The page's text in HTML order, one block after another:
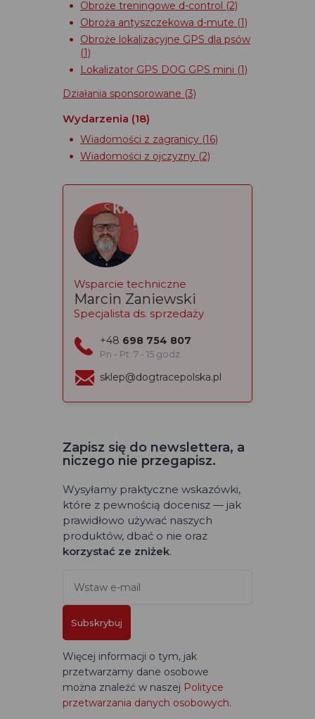
Obroże treningowe d-control (2)
Obroża antyszczekowa d-mute (1)
Obroże lokalizacyjne GPS dla psów
(1)
Lokalizator GPS DOG GPS mini (1)
Działania sponsorowane (3)
Wydarzenia (18)
Wiadomości z zagranicy (16)
Wiadomości z ojczyzny (2)
Wsparcie techniczne
Marcin Zaniewski
Specjalista ds. sprzedaży
+48 698 754 807
Pn - Pt: 7 - 15 godz.
sklep@dogtracepolska.pl
Zapisz się do newslettera, a
niczego nie przegapisz.
Wysyłamy praktyczne wskazówki,
które z pewnością docenisz — jak
prawidłowo używać naszych
produktów, dbać o nie oraz
korzystać ze zniżek.
Subskrybuj
Więcej informacji o tym, jak
przetwarzamy dane osobowe
można znaleźć w naszej Polityce
przetwarzania danych osobowych.